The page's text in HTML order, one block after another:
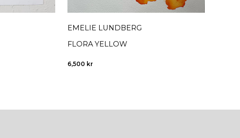
EMELIE LUNDBERG
FLORA YELLOW
6,500 kr